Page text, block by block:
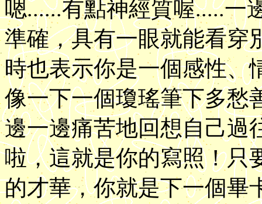
嗯......有點神經質喔.....一
準確，具有一眼就能看穿
時也表示你是一個感性、
像一下一個瓊瑤筆下多愁
邊一邊痛苦地回想自己過
啦，這就是你的寫照！只
的才華，你就是下一個畢